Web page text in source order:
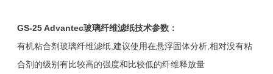
GS-25 Advantec玻璃纤维滤纸技术参数：
有机粘合剂玻璃纤维滤纸,建议使用在悬浮固体分析,相对没有粘
合剂的级别有比较高的强度和比较低的纤维释放量